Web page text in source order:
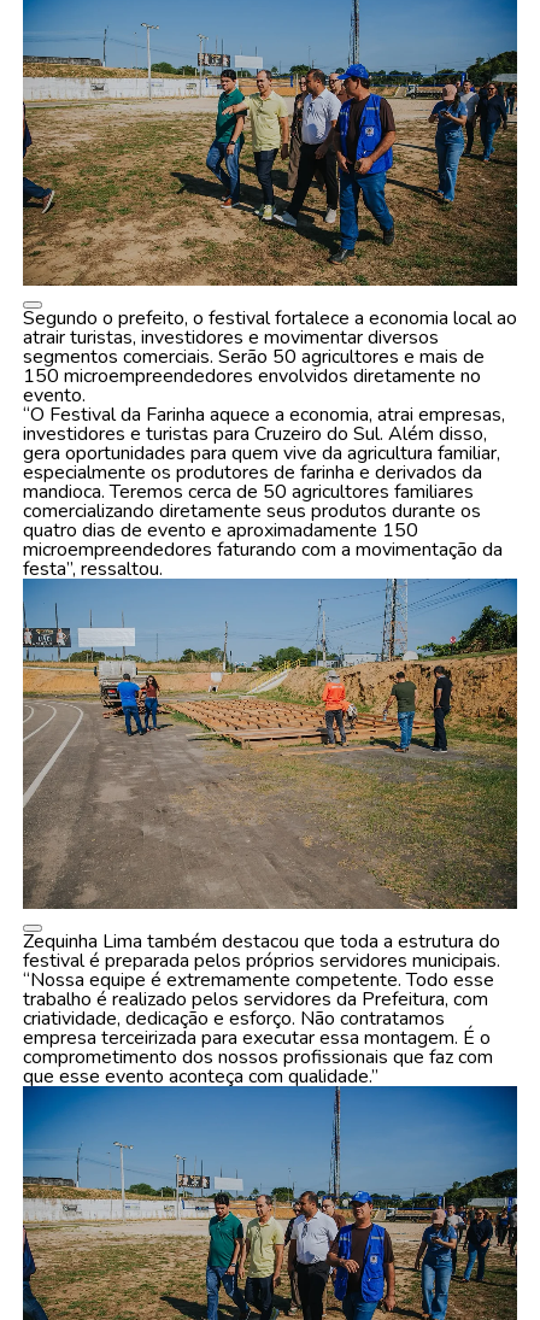
Segundo o prefeito, o festival fortalece a economia local ao
atrair turistas, investidores e movimentar diversos
segmentos comerciais. Serão 50 agricultores e mais de
150 microempreendedores envolvidos diretamente no
evento.
“O Festival da Farinha aquece a economia, atrai empresas,
investidores e turistas para Cruzeiro do Sul. Além disso,
gera oportunidades para quem vive da agricultura familiar,
especialmente os produtores de farinha e derivados da
mandioca. Teremos cerca de 50 agricultores familiares
comercializando diretamente seus produtos durante os
quatro dias de evento e aproximadamente 150
microempreendedores faturando com a movimentação da
festa”, ressaltou.
Zequinha Lima também destacou que toda a estrutura do
festival é preparada pelos próprios servidores municipais.
“Nossa equipe é extremamente competente. Todo esse
trabalho é realizado pelos servidores da Prefeitura, com
criatividade, dedicação e esforço. Não contratamos
empresa terceirizada para executar essa montagem. É o
comprometimento dos nossos profissionais que faz com
que esse evento aconteça com qualidade.”